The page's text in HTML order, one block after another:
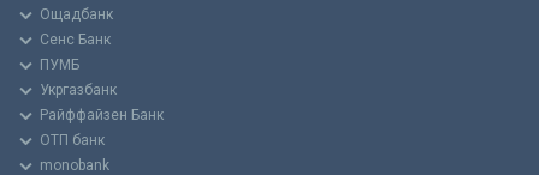
Ощадбанк
Сенс Банк
ПУМБ
Укргазбанк
Райффайзен Банк
ОТП банк
monobank